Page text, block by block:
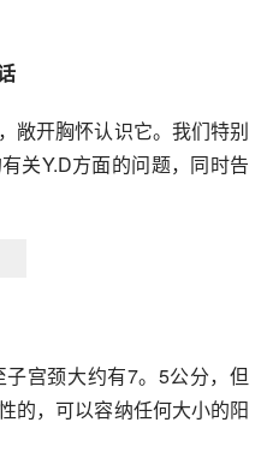
开胸怀认识它。我们特别
关Y.D方面的问题，同时告
宫颈大约有7。5公分，但
的，可以容纳任何大小的阳